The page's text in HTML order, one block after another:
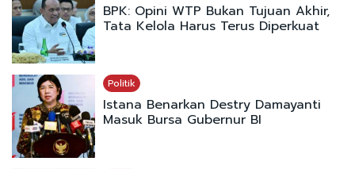
BPK: Opini WTP Bukan Tujuan Akhir,
Tata Kelola Harus Terus Diperkuat
Politik
Istana Benarkan Destry Damayanti
Masuk Bursa Gubernur BI